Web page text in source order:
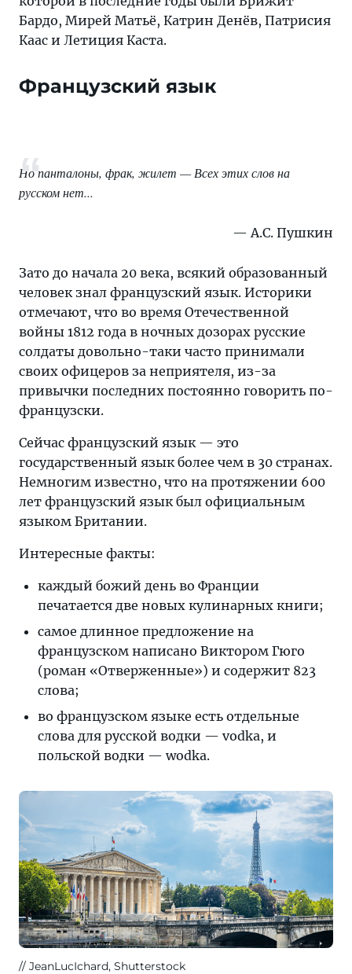
Бардо, Мирей Матьё, Катрин Денёв, Патрисия
Каас и Летиция Каста.
Французский язык
Но панталоны, фрак, жилет — Всех этих слов на
русском нет...
А.С. Пушкин
Зато до начала 20 века, всякий образованный
человек знал французский язык. Историки
отмечают, что во время Отечественной
войны 1812 года в ночных дозорах русские
солдаты довольно-таки часто принимали
своих офицеров за неприятеля, из-за
привычки последних постоянно говорить по-
французски.
Сейчас французский язык — это
государственный язык более чем в 30 странах.
Немногим известно, что на протяжении 600
лет французский язык был официальным
языком Британии.
Интересные факты:
каждый божий день во Франции
печатается две новых кулинарных книги;
самое длинное предложение на
французском написано Виктором Гюго
(роман «Отверженные») и содержит 823
слова;
во французском языке есть отдельные
слова для русской водки — vodka, и
польской водки — wodka.
JeanLucIchard, Shutterstock